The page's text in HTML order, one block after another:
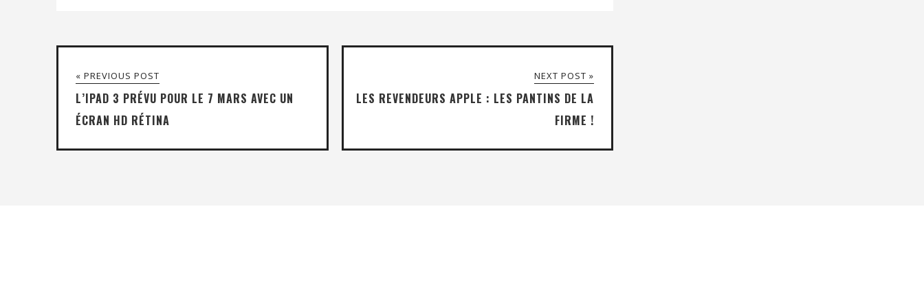
« PREVIOUS POST
L’IPAD 3 PRÉVU POUR LE 7 MARS AVEC UN
ÉCRAN HD RÉTINA
NEXT POST »
LES REVENDEURS APPLE : LES PANTINS DE LA
FIRME !